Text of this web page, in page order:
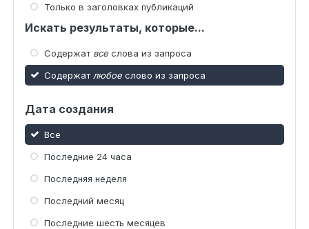
Только в заголовках публикаций
Искать результаты, которые...
Содержат все слова из запроса
Содержат любое слово из запроса
Дата создания
Все
Последние 24 часа
Последняя неделя
Последний месяц
Последние шесть месяцев